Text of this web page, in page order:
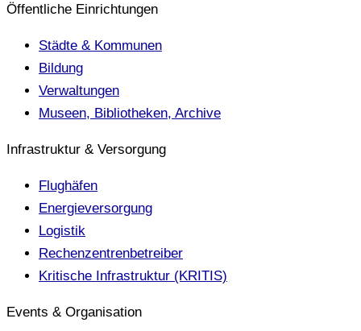
Öffentliche Einrichtungen
Städte & Kommunen
Bildung
Verwaltungen
Museen, Bibliotheken, Archive
Infrastruktur & Versorgung
Flughäfen
Energieversorgung
Logistik
Rechenzentrenbetreiber
Kritische Infrastruktur (KRITIS)
Events & Organisation